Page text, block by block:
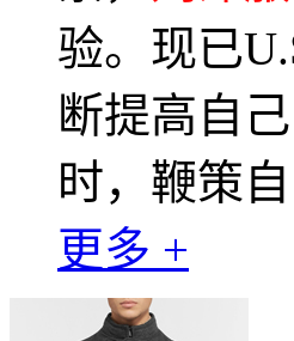
验。现已
断提高自
时，鞭策
更多 +